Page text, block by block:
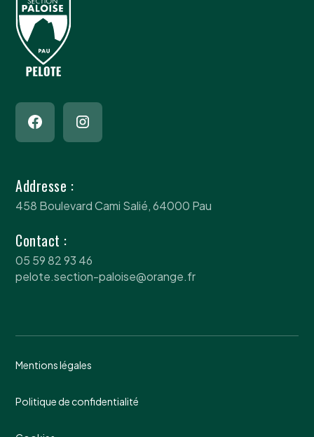
Addresse :
458 Boulevard Cami Salié, 64000 Pau
Contact :
05 59 82 93 46
pelote.section-paloise@orange.fr
Mentions légales
Politique de confidentialité